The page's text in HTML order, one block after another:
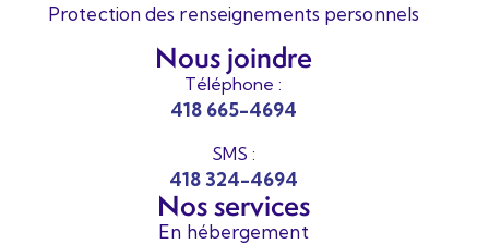
Protection des renseignements personnels
Nous joindre
Téléphone :
418 665-4694
SMS :
418 324-4694
Nos services
En hébergement